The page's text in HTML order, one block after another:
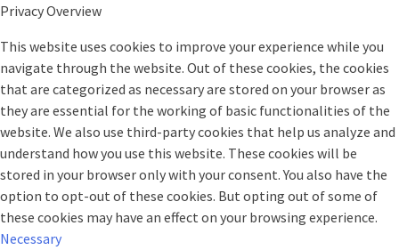
Privacy Overview
This website uses cookies to improve your experience while you
navigate through the website. Out of these cookies, the cookies
that are categorized as necessary are stored on your browser as
they are essential for the working of basic functionalities of the
website. We also use third-party cookies that help us analyze and
understand how you use this website. These cookies will be
stored in your browser only with your consent. You also have the
option to opt-out of these cookies. But opting out of some of
these cookies may have an effect on your browsing experience.
Necessary